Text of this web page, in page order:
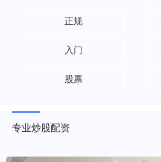
正规
入门
股票
专业炒股配资